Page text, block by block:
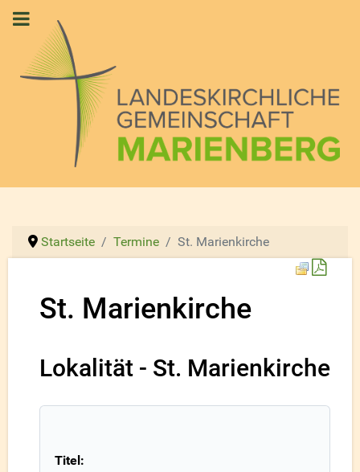
Startseite Termine
St. Marienkirche
St. Marienkirche
Lokalität - St. Marienkirche
Titel: